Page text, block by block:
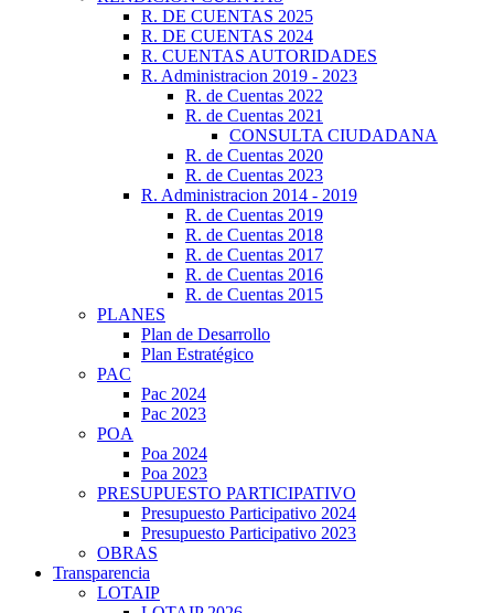
R. DE CUENTAS 2025
R. DE CUENTAS 2024
R. CUENTAS AUTORIDADES
R. Administracion 2019 - 2023
R. de Cuentas 2022
R. de Cuentas 2021
CONSULTA CIUDADANA
R. de Cuentas 2020
R. de Cuentas 2023
R. Administracion 2014 - 2019
R. de Cuentas 2019
R. de Cuentas 2018
R. de Cuentas 2017
R. de Cuentas 2016
R. de Cuentas 2015
PLANES
Plan de Desarrollo
Plan Estratégico
PAC
Pac 2024
Pac 2023
POA
Poa 2024
Poa 2023
PRESUPUESTO PARTICIPATIVO
Presupuesto Participativo 2024
Presupuesto Participativo 2023
OBRAS
Transparencia
LOTAIP